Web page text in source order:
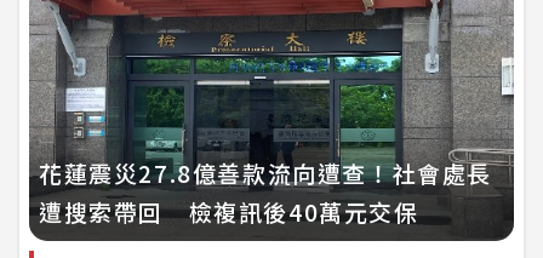
花蓮震災27.8億善款流向遭查！社會處長
遭搜索帶回 檢複訊後40萬元交保